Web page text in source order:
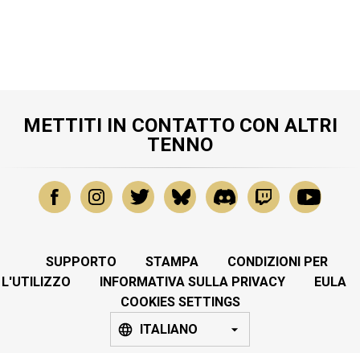
METTITI IN CONTATTO CON ALTRI
TENNO
SUPPORTO STAMPA
CONDIZIONI PER
L'UTILIZZO
INFORMATIVA SULLA PRIVACY
EULA
COOKIES SETTINGS
ITALIANO